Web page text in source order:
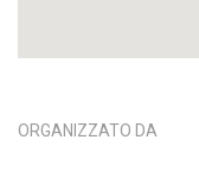
ORGANIZZATO DA